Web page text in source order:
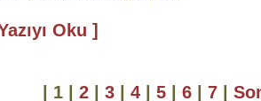
Oku ]
| 1 | 2| 3| 4| 5| 6| 7|